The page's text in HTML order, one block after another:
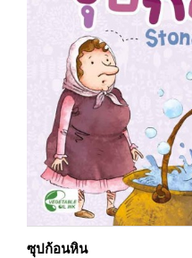
ซุปก้อนหิน